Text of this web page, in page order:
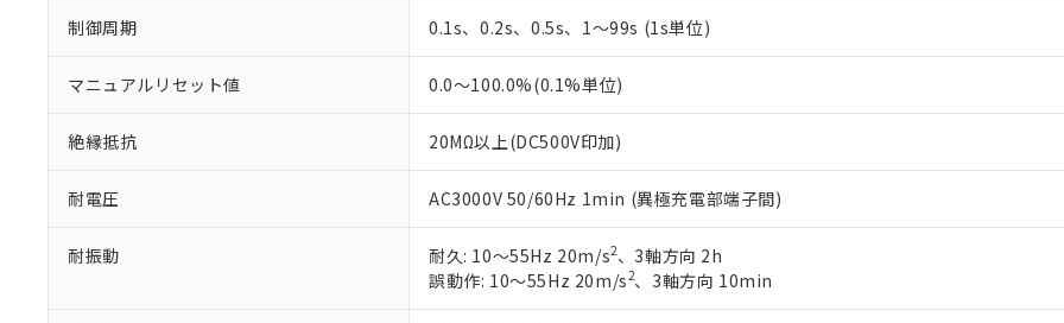
制御周期 0.1s、0.2s、0.5s、1～99s (1s単位)
マニュアルリセット値 0.0～100.0%(0.1%単位)
絶縁抵抗 20MΩ以上(DC500V印加)
耐電圧 AC3000V 50/60Hz 1min (異極充電部端子間)
耐振動 耐久: 10～55Hz 20m/s2、3軸方向 2h
誤動作: 10～55Hz 20m/s2、3軸方向 10min